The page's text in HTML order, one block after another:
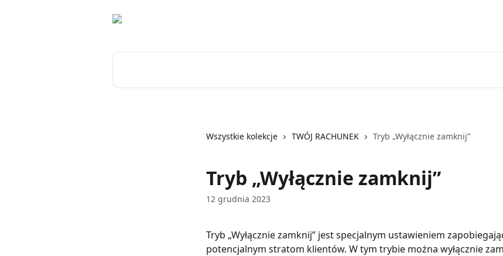
Wszystkie kolekcje TWÓJ RACHUNEK Tryb „Wyłącznie zamknij”
Tryb „Wyłącznie zamknij”
12 grudnia 2023
Tryb „Wyłącznie zamknij” jest specjalnym ustawieniem
potencjalnym stratom klientów. W tym trybie można wyłącznie